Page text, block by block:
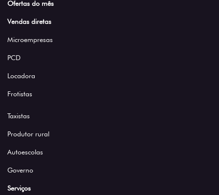
Ofertas do mês
Vendas diretas
Microempresas
PCD
Locadora
Frotistas
Taxistas
Produtor rural
Autoescolas
Governo
Serviços